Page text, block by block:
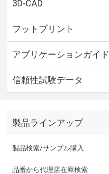
3D-CAD
フットプリント
アプリケーションガイド
信頼性試験データ
製品ラインアップ
製品検索/サンプル購入
品番から代理店在庫検索